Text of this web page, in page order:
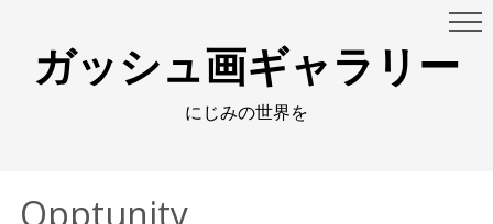
ガッシュ画ギャラリー
にじみの世界を
Opptunity